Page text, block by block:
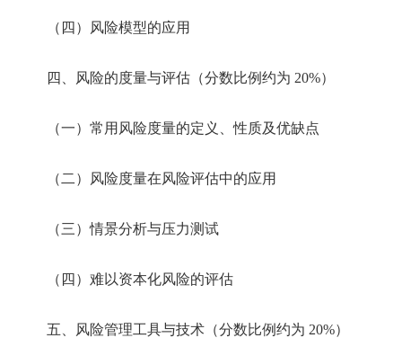
（四）风险模型的应用
四、风险的度量与评估（分数比例约为 20%）
（一）常用风险度量的定义、性质及优缺点
（二）风险度量在风险评估中的应用
（三）情景分析与压力测试
（四）难以资本化风险的评估
五、风险管理工具与技术（分数比例约为 20%）